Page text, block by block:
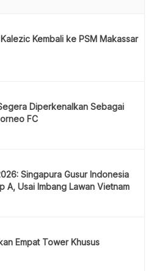
Kembali ke PSM Makassar
Diperkenalkan Sebagai
FC
Singapura Gusur Indonesia
A, Usai Imbang Lawan Vietnam
Empat Tower Khusus